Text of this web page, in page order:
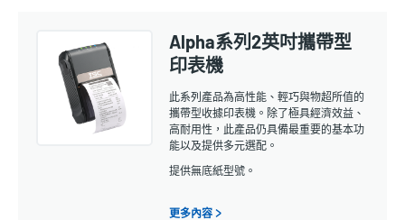
Alpha系列2英吋攜帶型
印表機
此系列產品為高性能、輕巧與物超所值的
攜帶型收據印表機。除了極具經濟效益、
高耐用性，此產品仍具備最重要的基本功
能以及提供多元選配。
提供無底紙型號。
更多內容 >